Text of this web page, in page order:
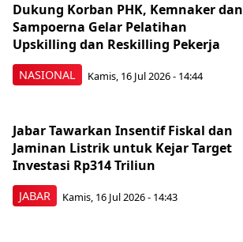
NASIONAL
Dukung Korban PHK, Kemnaker dan
Sampoerna Gelar Pelatihan
Upskilling dan Reskilling Pekerja
Kamis, 16 Jul 2026 - 14:44
JABAR
Jabar Tawarkan Insentif Fiskal dan
Jaminan Listrik untuk Kejar Target
Investasi Rp314 Triliun
Kamis, 16 Jul 2026 - 14:43